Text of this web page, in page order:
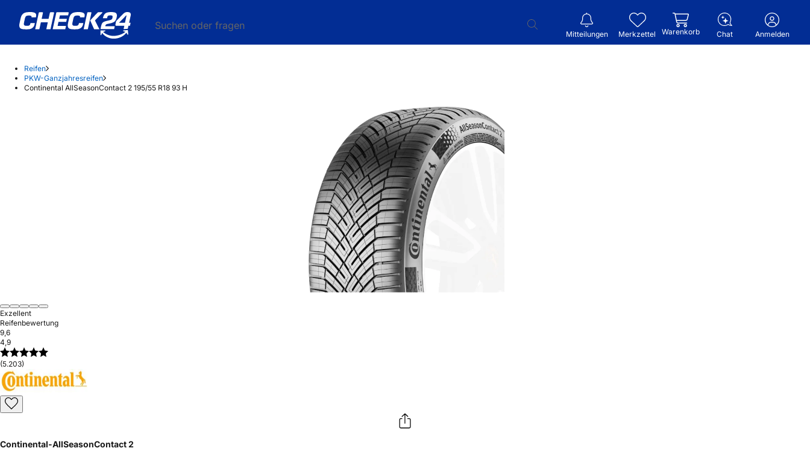
Suchen oder fragen
Mitteilungen Merkzettel Warenkorb Chat Anmelden
Reifen
PKW-Ganzjahresreifen
Continental AllSeasonContact 2 195/55 R18 93 H
Exzellent
Reifenbewertung
9,6
4,9
(5.203)
Continental-AllSeasonContact 2